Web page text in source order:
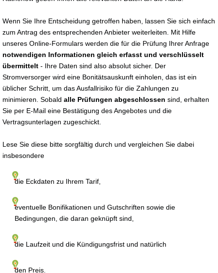
Wenn Sie Ihre Entscheidung getroffen haben, lassen Sie sich einfach
zum Antrag des entsprechenden Anbieter weiterleiten. Mit Hilfe
unseres Online-Formulars werden die für die Prüfung Ihrer Anfrage
notwendigen Informationen gleich erfasst und verschlüsselt
übermittelt - Ihre Daten sind also absolut sicher. Der
Stromversorger wird eine Bonitätsauskunft einholen, das ist ein
üblicher Schritt, um das Ausfallrisiko für die Zahlungen zu
minimieren. Sobald alle Prüfungen abgeschlossen sind, erhalten
Sie per E-Mail eine Bestätigung des Angebotes und die
Vertragsunterlagen zugeschickt.
Lese Sie diese bitte sorgfältig durch und vergleichen Sie dabei
insbesondere
die Eckdaten zu Ihrem Tarif,
eventuelle Bonifikationen und Gutschriften sowie die
Bedingungen, die daran geknüpft sind,
die Laufzeit und die Kündigungsfrist und natürlich
den Preis.